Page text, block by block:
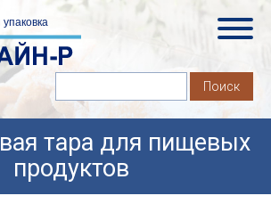
тара для пищевых
продуктов